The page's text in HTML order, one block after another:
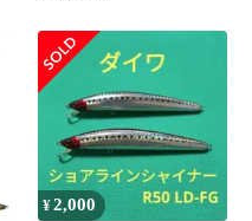
¥2,000